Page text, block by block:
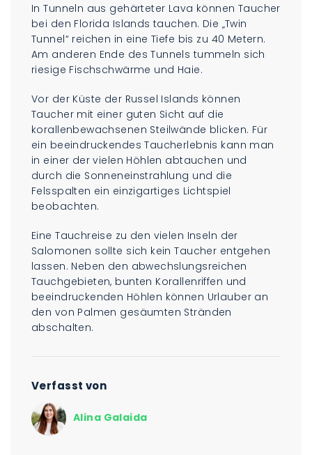
In Tunneln aus gehärteter Lava können Taucher
bei den Florida Islands tauchen. Die „Twin
Tunnel“ reichen in eine Tiefe bis zu 40 Metern.
Am anderen Ende des Tunnels tummeln sich
riesige Fischschwärme und Haie.
Vor der Küste der Russel Islands können
Taucher mit einer guten Sicht auf die
korallenbewachsenen Steilwände blicken. Für
ein beeindruckendes Taucherlebnis kann man
in einer der vielen Höhlen abtauchen und
durch die Sonneneinstrahlung und die
Felsspalten ein einzigartiges Lichtspiel
beobachten.
Eine Tauchreise zu den vielen Inseln der
Salomonen sollte sich kein Taucher entgehen
lassen. Neben den abwechslungsreichen
Tauchgebieten, bunten Korallenriffen und
beeindruckenden Höhlen können Urlauber an
den von Palmen gesäumten Stränden
abschalten.
Verfasst von
Alina Galaida